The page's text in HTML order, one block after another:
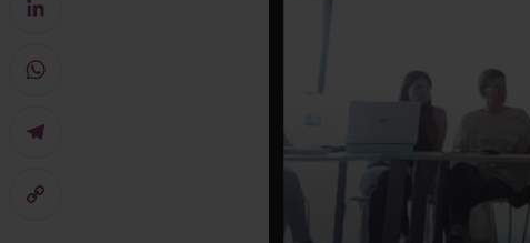
LinkedIn
WhatsApp
Telegram